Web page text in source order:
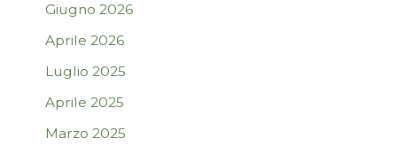
Giugno 2026
Aprile 2026
Luglio 2025
Aprile 2025
Marzo 2025